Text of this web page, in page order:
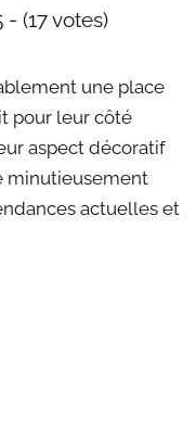
- (17 votes)
une place
pour leur côté
aspect décoratif
minutieusement
actuelles et